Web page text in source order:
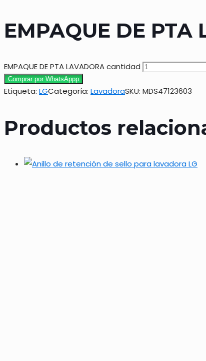
EMPAQUE DE PTA
EMPAQUE DE PTA LAVADORA cantidad
Comprar por WhatsAppp
Etiqueta: LGCategoría: LavadoraSKU: MDS47123603
Productos